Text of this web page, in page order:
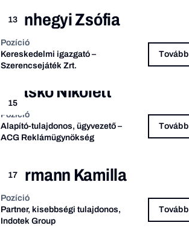
13
Bánhegyi Zsófia
Pozíció
Kereskedelmi igazgató –
Szerencsejáték Zrt.
Tovább
15
Blaskó Nikolett
Pozíció
Alapító-tulajdonos, ügyvezető –
ACG Reklámügynökség
Tovább
17
Hermann Kamilla
Pozíció
Partner, kisebbségi tulajdonos,
Indotek Group
Tovább